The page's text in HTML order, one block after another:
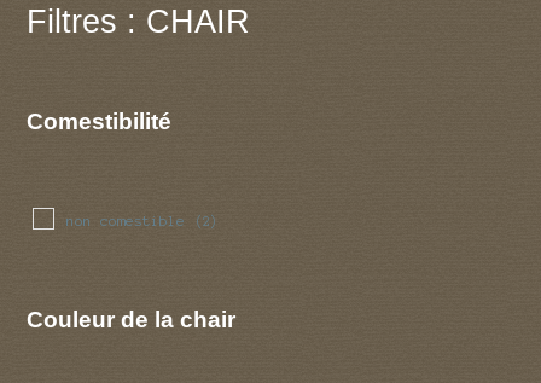
Filtres : CHAIR
Comestibilité
non comestible (2)
Couleur de la chair